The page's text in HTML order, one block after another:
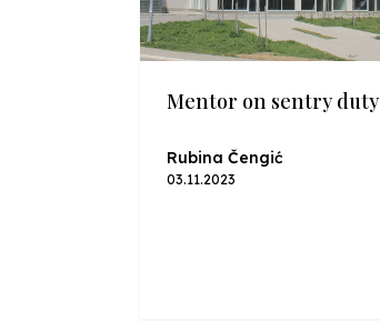
Mentor on sentry duty
Rubina Čengić
03.11.2023